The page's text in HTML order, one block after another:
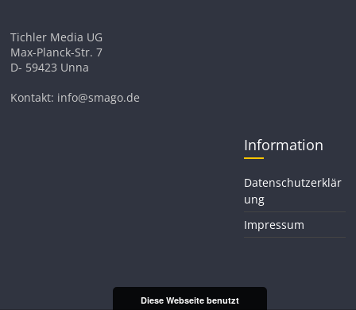
Tichler Media UG
Max-Planck-Str. 7
D- 59423 Unna
Kontakt: info@smago.de
Information
Datenschutzerklär
ung
Impressum
Diese Webseite benutzt